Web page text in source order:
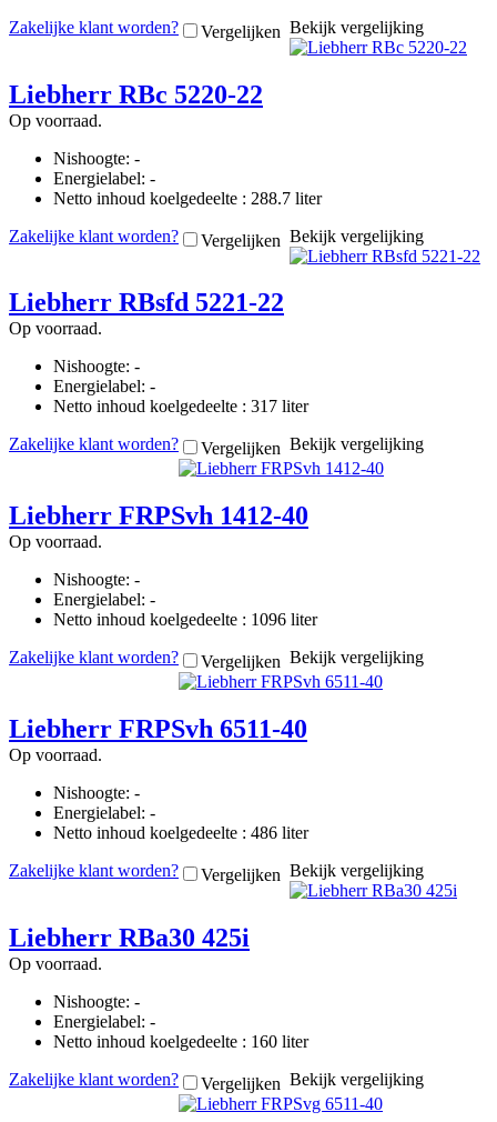
Zakelijke klant worden?
Vergelijken Bekijk vergelijking
Liebherr RBc 5220-22
Op voorraad.
Nishoogte: -
Energielabel: -
Netto inhoud koelgedeelte : 288.7 liter
Zakelijke klant worden?
Vergelijken Bekijk vergelijking
Liebherr RBsfd 5221-22
Op voorraad.
Nishoogte: -
Energielabel: -
Netto inhoud koelgedeelte : 317 liter
Zakelijke klant worden?
Vergelijken Bekijk vergelijking
Liebherr FRPSvh 1412-40
Op voorraad.
Nishoogte: -
Energielabel: -
Netto inhoud koelgedeelte : 1096 liter
Zakelijke klant worden?
Vergelijken Bekijk vergelijking
Liebherr FRPSvh 6511-40
Op voorraad.
Nishoogte: -
Energielabel: -
Netto inhoud koelgedeelte : 486 liter
Zakelijke klant worden?
Vergelijken Bekijk vergelijking
Liebherr RBa30 425i
Op voorraad.
Nishoogte: -
Energielabel: -
Netto inhoud koelgedeelte : 160 liter
Zakelijke klant worden?
Vergelijken Bekijk vergelijking